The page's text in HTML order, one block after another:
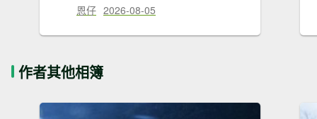
恩仔 2026-08-05
作者其他相簿